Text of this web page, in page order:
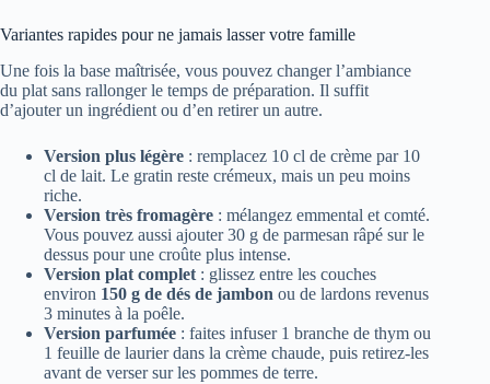
Variantes rapides pour ne jamais lasser votre famille
Une fois la base maîtrisée, vous pouvez changer l’ambiance
du plat sans rallonger le temps de préparation. Il suffit
d’ajouter un ingrédient ou d’en retirer un autre.
Version plus légère : remplacez 10 cl de crème par 10
cl de lait. Le gratin reste crémeux, mais un peu moins
riche.
Version très fromagère : mélangez emmental et comté.
Vous pouvez aussi ajouter 30 g de parmesan râpé sur le
dessus pour une croûte plus intense.
Version plat complet : glissez entre les couches
environ 150 g de dés de jambon ou de lardons revenus
3 minutes à la poêle.
Version parfumée : faites infuser 1 branche de thym ou
1 feuille de laurier dans la crème chaude, puis retirez-les
avant de verser sur les pommes de terre.